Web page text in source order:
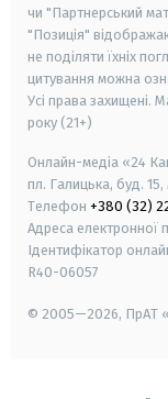
чи "Партнерський
"Позиція"
не поділяти їхніх
цитування можна
Усі права захищені.
року (21+)
Онлайн-медіа «24
пл. Галицька, буд.
Телефон +380 (32)
Адреса електронної
Ідентифікатор
R40-06057
© 2005—2026, ПрАТ